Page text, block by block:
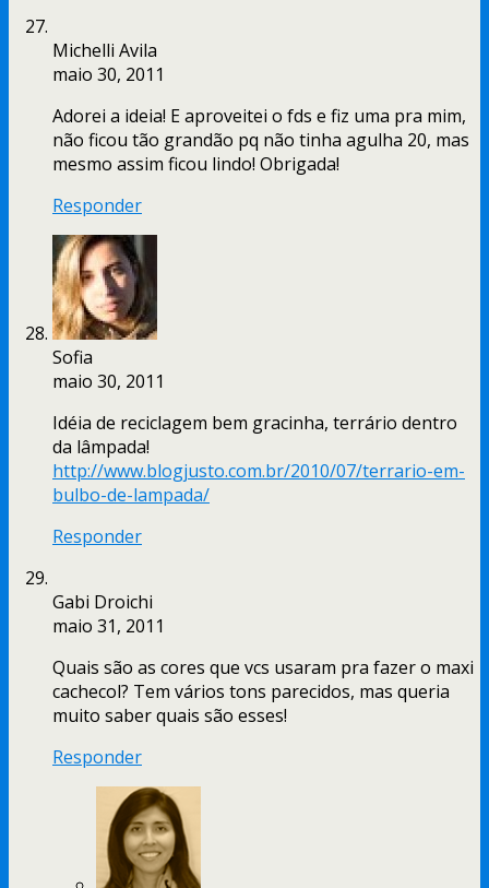
Michelli Avila
maio 30, 2011
Adorei a ideia! E aproveitei o fds e fiz uma pra mim,
não ficou tão grandão pq não tinha agulha 20, mas
mesmo assim ficou lindo! Obrigada!
Responder
Sofia
maio 30, 2011
Idéia de reciclagem bem gracinha, terrário dentro
da lâmpada!
http://www.blogjusto.com.br/2010/07/terrario-em-
bulbo-de-lampada/
Responder
Gabi Droichi
maio 31, 2011
Quais são as cores que vcs usaram pra fazer o maxi
cachecol? Tem vários tons parecidos, mas queria
muito saber quais são esses!
Responder